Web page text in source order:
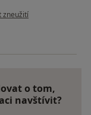
uživatele Petr z
zneužití
o tom,
navštívit?